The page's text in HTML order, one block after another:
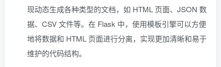
现动态生成各种类型的文档，如 HTML 页面、JSON 数
据、CSV 文件等。在 Flask 中，使用模板引擎可以方便
地将数据和 HTML 页面进行分离，实现更加清晰和易于
维护的代码结构。